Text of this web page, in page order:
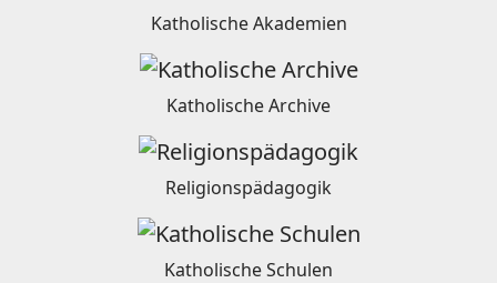
Katholische Akademien
Katholische Archive
Religionspädagogik
Katholische Schulen